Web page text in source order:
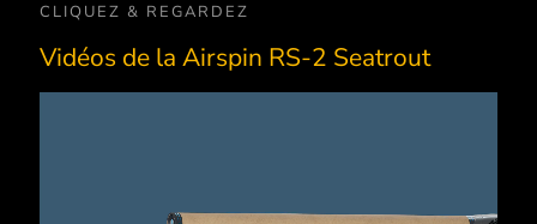
CLIQUEZ & REGARDEZ
Vidéos de la Airspin RS-2 Seatrout